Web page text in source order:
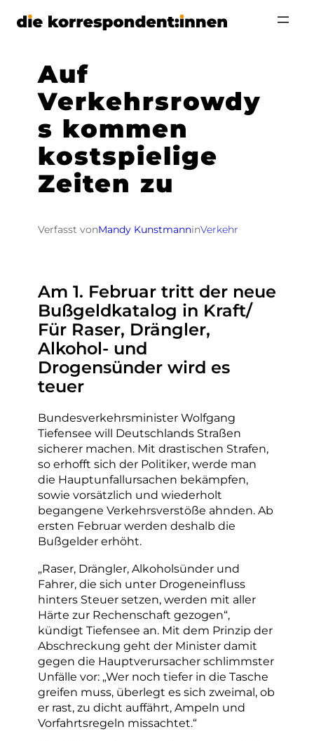
Zum
Auf
Verkehrsrowdy
s kommen
kostspielige
Zeiten zu
Verfasst vonMandy KunstmanninVerkehr
Am 1. Februar tritt der neue
Bußgeldkatalog in Kraft/
Für Raser, Drängler,
Alkohol- und
Drogensünder wird es
teuer
Bundesverkehrsminister Wolfgang
Tiefensee will Deutschlands Straßen
sicherer machen. Mit drastischen Strafen,
so erhofft sich der Politiker, werde man
die Hauptunfallursachen bekämpfen,
sowie vorsätzlich und wiederholt
begangene Verkehrsverstöße ahnden. Ab
ersten Februar werden deshalb die
Bußgelder erhöht.
„Raser, Drängler, Alkoholsünder und
Fahrer, die sich unter Drogeneinfluss
hinters Steuer setzen, werden mit aller
Härte zur Rechenschaft gezogen“,
kündigt Tiefensee an. Mit dem Prinzip der
Abschreckung geht der Minister damit
gegen die Hauptverursacher schlimmster
Unfälle vor: „Wer noch tiefer in die Tasche
greifen muss, überlegt es sich zweimal, ob
er rast, zu dicht auffährt, Ampeln und
Vorfahrtsregeln missachtet.“